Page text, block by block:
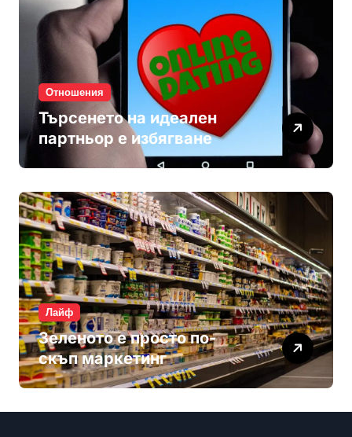
Отношения
Търсенето на идеален
партньор е избягване
Лайф
Зеленото е просто по-
скъп маркетинг